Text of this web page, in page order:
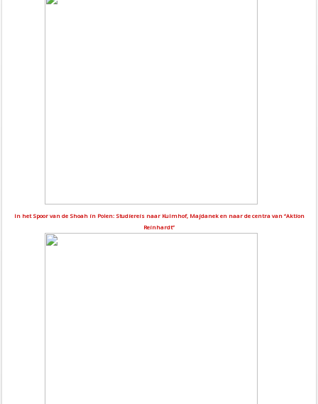
In het Spoor van de Shoah in Polen: Studiereis naar Kulmhof, Majdanek en naar de centra van “Aktion
Reinhardt”